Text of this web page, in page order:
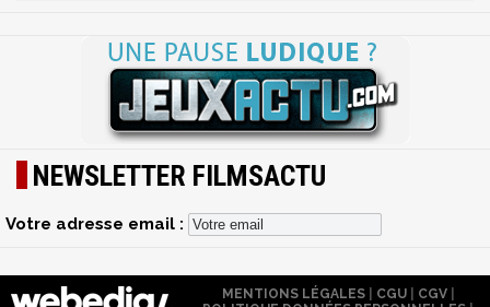
NEWSLETTER FILMSACTU
Votre adresse email :
MENTIONS LÉGALES| CGU| CGV|